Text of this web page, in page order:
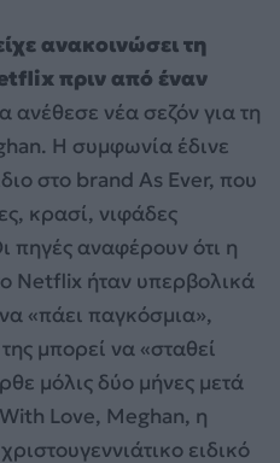
ανακοινώσει τη
πριν από έναν
ανέθεσε νέα σεζόν για τη
Η συμφωνία έδινε
στο brand As Ever, που
κρασί, νιφάδες
πηγές αναφέρουν ότι η
Netflix ήταν υπερβολικά
«πάει παγκόσμια»,
μπορεί να «σταθεί
μόλις δύο μήνες μετά
Love, Meghan, η
ειδικό